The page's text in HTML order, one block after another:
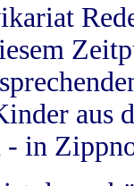
aus
in